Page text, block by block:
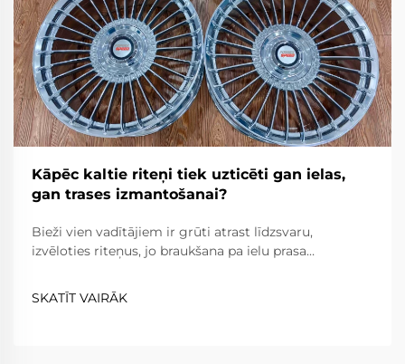
Kāpēc kaltie riteņi tiek uzticēti gan ielas,
gan trases izmantošanai?
Bieži vien vadītājiem ir grūti atrast līdzsvaru,
izvēloties riteņus, jo braukšana pa ielu prasa
savukārt braukšana pa trasi prasa ārkārtēju vieglumu,
izturību un precizitāti. Kaltie riteņi...
SKATĪT VAIRĀK